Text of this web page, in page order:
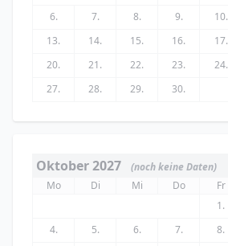
6.
7. 8. 9. 10.
13.
14. 15. 16. 17.
20.
21. 22. 23. 24.
27.
28. 29. 30.
Oktober 2027
(noch keine Daten)
Mo
Di Mi Do Fr
1.
4.
5. 6. 7. 8.